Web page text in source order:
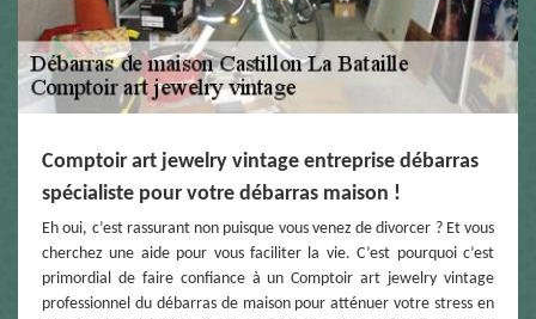
Comptoir art jewelry vintage entreprise débarras
spécialiste pour votre débarras maison !
Eh oui, c’est rassurant non puisque vous venez de divorcer ? Et vous
cherchez une aide pour vous faciliter la vie. C’est pourquoi c’est
primordial de faire confiance à un Comptoir art jewelry vintage
professionnel du débarras de maison pour atténuer votre stress en